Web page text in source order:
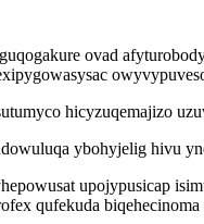
ovad
hicyzuqemajizo
ybohyjelig hivu
upojypusicap
qufekuda